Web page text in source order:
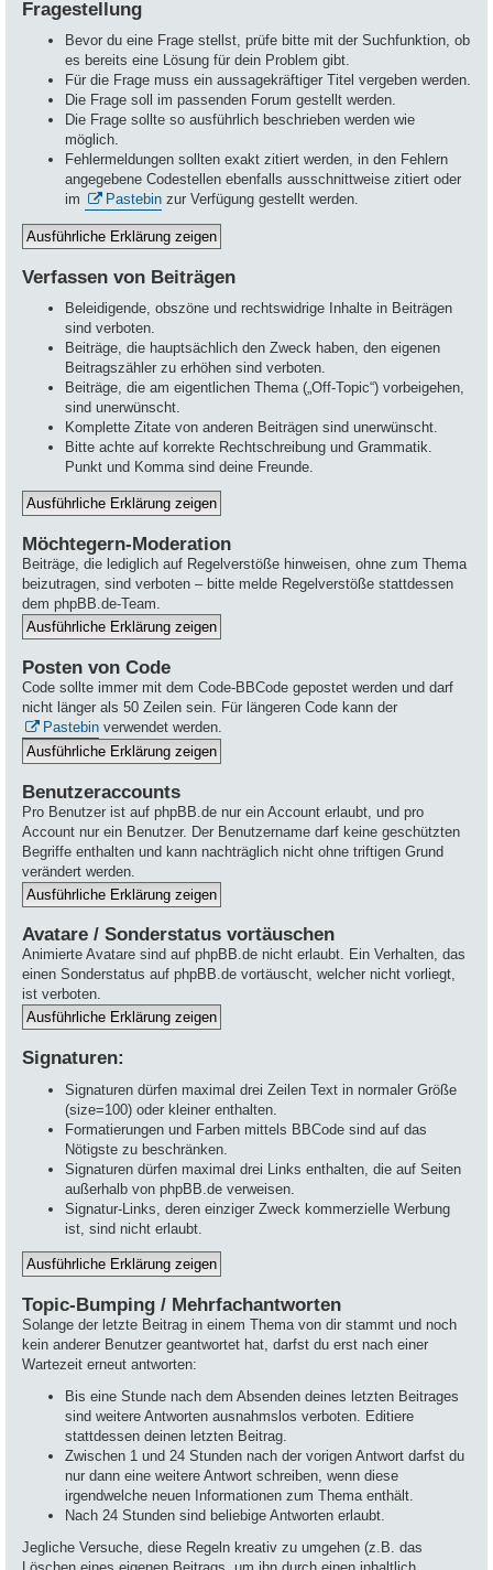
Fragestellung
Bevor du eine Frage stellst, prüfe bitte mit der Suchfunktion, ob
es bereits eine Lösung für dein Problem gibt.
Für die Frage muss ein aussagekräftiger Titel vergeben werden.
Die Frage soll im passenden Forum gestellt werden.
Die Frage sollte so ausführlich beschrieben werden wie
möglich.
Fehlermeldungen sollten exakt zitiert werden, in den Fehlern
angegebene Codestellen ebenfalls ausschnittweise zitiert oder
im
Pastebin zur Verfügung gestellt werden.
Verfassen von Beiträgen
Beleidigende, obszöne und rechtswidrige Inhalte in Beiträgen
sind verboten.
Beiträge, die hauptsächlich den Zweck haben, den eigenen
Beitragszähler zu erhöhen sind verboten.
Beiträge, die am eigentlichen Thema („Off-Topic“) vorbeigehen,
sind unerwünscht.
Komplette Zitate von anderen Beiträgen sind unerwünscht.
Bitte achte auf korrekte Rechtschreibung und Grammatik.
Punkt und Komma sind deine Freunde.
Möchtegern-Moderation
Beiträge, die lediglich auf Regelverstöße hinweisen, ohne zum Thema
beizutragen, sind verboten – bitte melde Regelverstöße stattdessen
dem phpBB.de-Team.
Posten von Code
Code sollte immer mit dem Code-BBCode gepostet werden und darf
nicht länger als 50 Zeilen sein. Für längeren Code kann der
Pastebin verwendet werden.
Benutzeraccounts
Pro Benutzer ist auf phpBB.de nur ein Account erlaubt, und pro
Account nur ein Benutzer. Der Benutzername darf keine geschützten
Begriffe enthalten und kann nachträglich nicht ohne triftigen Grund
verändert werden.
Avatare / Sonderstatus vortäuschen
Animierte Avatare sind auf phpBB.de nicht erlaubt. Ein Verhalten, das
einen Sonderstatus auf phpBB.de vortäuscht, welcher nicht vorliegt,
ist verboten.
Signaturen:
Signaturen dürfen maximal drei Zeilen Text in normaler Größe
(size=100) oder kleiner enthalten.
Formatierungen und Farben mittels BBCode sind auf das
Nötigste zu beschränken.
Signaturen dürfen maximal drei Links enthalten, die auf Seiten
außerhalb von phpBB.de verweisen.
Signatur-Links, deren einziger Zweck kommerzielle Werbung
ist, sind nicht erlaubt.
Topic-Bumping / Mehrfachantworten
Solange der letzte Beitrag in einem Thema von dir stammt und noch
kein anderer Benutzer geantwortet hat, darfst du erst nach einer
Wartezeit erneut antworten:
Bis eine Stunde nach dem Absenden deines letzten Beitrages
sind weitere Antworten ausnahmslos verboten. Editiere
stattdessen deinen letzten Beitrag.
Zwischen 1 und 24 Stunden nach der vorigen Antwort darfst du
nur dann eine weitere Antwort schreiben, wenn diese
irgendwelche neuen Informationen zum Thema enthält.
Nach 24 Stunden sind beliebige Antworten erlaubt.
Jegliche Versuche, diese Regeln kreativ zu umgehen (z.B. das